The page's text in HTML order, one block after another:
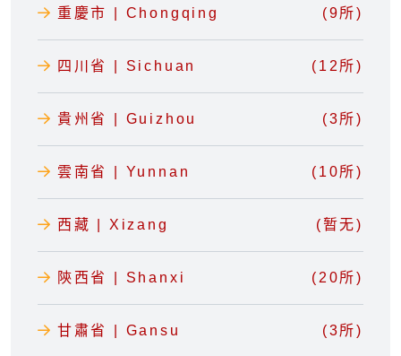
重慶市 | Chongqing (9所)
四川省 | Sichuan (12所)
貴州省 | Guizhou (3所)
雲南省 | Yunnan (10所)
西藏 | Xizang (暂无)
陝西省 | Shanxi (20所)
甘肅省 | Gansu (3所)